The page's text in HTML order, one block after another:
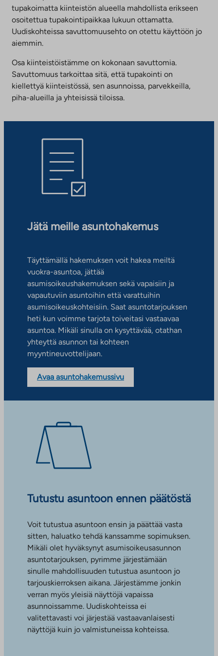
tupakoimatta kiinteistön alueella mahdollista erikseen
osoitettua tupakointipaikkaa lukuun ottamatta.
Uudiskohteissa savuttomuusehto on otettu käyttöön jo
aiemmin.
Osa kiinteistöistämme on kokonaan savuttomia.
Savuttomuus tarkoittaa sitä, että tupakointi on
kiellettyä kiinteistössä, sen asunnoissa, parvekkeilla,
piha-alueilla ja yhteisissä tiloissa.
Jätä meille asuntohakemus
Täyttämällä hakemuksen voit hakea meiltä
vuokra-asuntoa, jättää
asumisoikeushakemuksen sekä vapaisiin ja
vapautuviin asuntoihin että varattuihin
asumisoikeuskohteisiin. Saat asuntotarjouksen
heti kun voimme tarjota toiveitasi vastaavaa
asuntoa. Mikäli sinulla on kysyttävää, otathan
yhteyttä asunnon tai kohteen
myyntineuvottelijaan.
Avaa asuntohakemussivu
Tutustu asuntoon ennen päätöstä
Voit tutustua asuntoon ensin ja päättää vasta
sitten, haluatko tehdä kanssamme sopimuksen.
Mikäli olet hyväksynyt asumisoikeusasunnon
asuntotarjouksen, pyrimme järjestämään
sinulle mahdollisuuden tutustua asuntoon jo
tarjouskierroksen aikana. Järjestämme jonkin
verran myös yleisiä näyttöjä vapaissa
asunnoissamme. Uudiskohteissa ei
valitettavasti voi järjestää vastaavanlaisesti
näyttöjä kuin jo valmistuneissa kohteissa.